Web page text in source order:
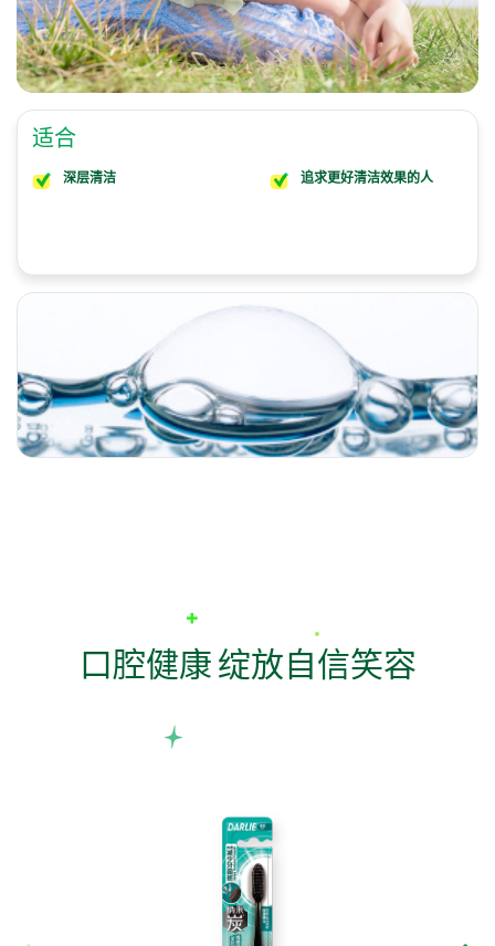
适合
深层清洁 追求更好清洁效果的人
口腔健康 绽放自信笑容